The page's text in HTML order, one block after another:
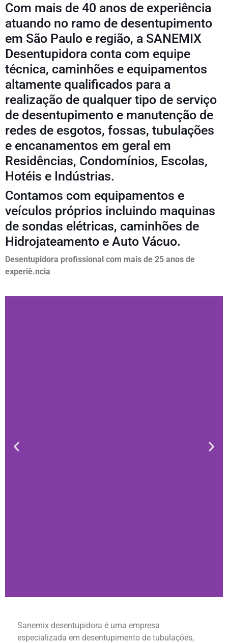
Com mais de 40 anos de experiência
atuando no ramo de desentupimento
em São Paulo e região, a SANEMIX
Desentupidora conta com equipe
técnica, caminhões e equipamentos
altamente qualificados para a
realização de qualquer tipo de serviço
de desentupimento e manutenção de
redes de esgotos, fossas, tubulações
e encanamentos em geral em
Residências, Condomínios, Escolas,
Hotéis e Indústrias.
Contamos com equipamentos e
veículos próprios incluindo maquinas
de sondas elétricas, caminhões de
Hidrojateamento e Auto Vácuo.
Desentupidora profissional com mais de 25 anos de
experiê.ncia
Profissional
Sanemix desentupidora é uma empresa
especializada em desentupimento de tubulações,